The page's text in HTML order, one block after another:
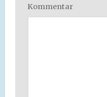
Kommentar